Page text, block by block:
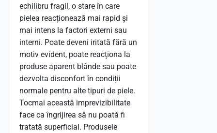
echilibru fragil, o stare în care
pielea reacționează mai rapid și
mai intens la factori externi sau
interni. Poate deveni iritată fără un
motiv evident, poate reacționa la
produse aparent blânde sau poate
dezvolta disconfort în condiții
normale pentru alte tipuri de piele.
Tocmai această imprevizibilitate
face ca îngrijirea să nu poată fi
tratată superficial. Produsele